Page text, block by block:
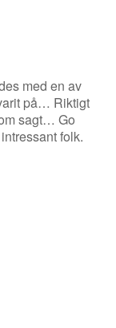
med en av
på… Riktigt
sagt… Go
folk.